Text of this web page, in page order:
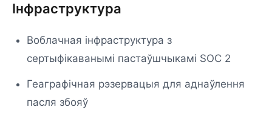
Інфраструктура
Воблачная інфраструктура з
сертыфікаванымі пастаўшчыкамі SOC 2
Геаграфічная рэзервацыя для аднаўлення
пасля збояў